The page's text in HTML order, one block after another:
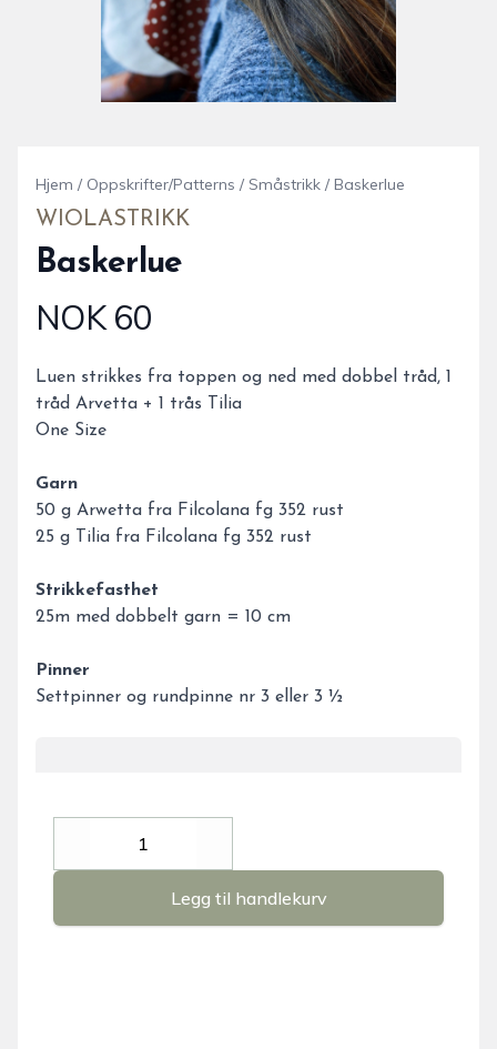
Hjem / Oppskrifter/Patterns / Småstrikk / Baskerlue
WIOLASTRIKK
Baskerlue
Produktdetaljer
NOK 60
Description
Luen strikkes fra toppen og ned med dobbel tråd, 1
tråd Arvetta + 1 trås Tilia
One Size
Garn
50 g Arwetta fra Filcolana fg 352 rust
25 g Tilia fra Filcolana fg 352 rust
Strikkefasthet
25m med dobbelt garn = 10 cm
Pinner
Settpinner og rundpinne nr 3 eller 3 ½
Decrease
Legg til handlekurv